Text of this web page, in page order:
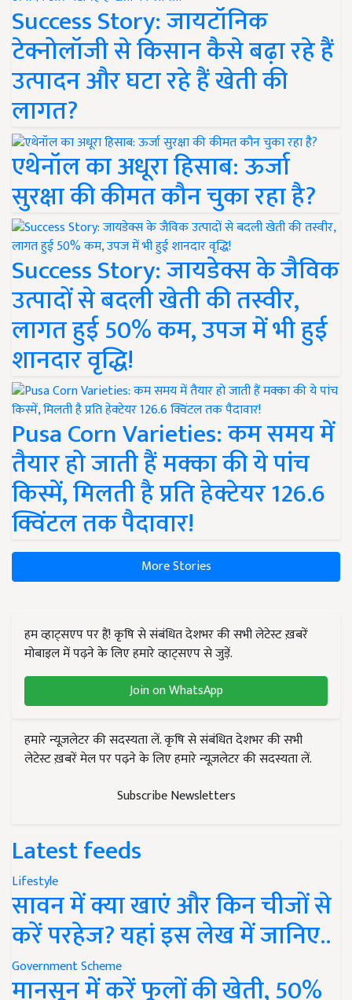
Success Story: जायटॉनिक
टेक्नोलॉजी से किसान कैसे बढ़ा रहे हैं
उत्पादन और घटा रहे हैं खेती की
लागत?
एथेनॉल का अधूरा हिसाब: ऊर्जा
सुरक्षा की कीमत कौन चुका रहा है?
Success Story: जायडेक्स के जैविक
उत्पादों से बदली खेती की तस्वीर,
लागत हुई 50% कम, उपज में भी हुई
शानदार वृद्धि!
Pusa Corn Varieties: कम समय में
तैयार हो जाती हैं मक्का की ये पांच
किस्में, मिलती है प्रति हेक्टेयर 126.6
क्विंटल तक पैदावार!
More Stories
हम व्हाट्सएप पर हैं! कृषि से संबंधित देशभर की सभी लेटेस्ट ख़बरें
मोबाइल में पढ़ने के लिए हमारे व्हाट्सएप से जुड़ें.
Join on WhatsApp
हमारे न्यूज़लेटर की सदस्यता लें. कृषि से संबंधित देशभर की सभी
लेटेस्ट ख़बरें मेल पर पढ़ने के लिए हमारे न्यूज़लेटर की सदस्यता लें.
Subscribe Newsletters
Latest feeds
Lifestyle
सावन में क्या खाएं और किन चीजों से
करें परहेज? यहां इस लेख में जानिए..
Government Scheme
मानसून में करें फूलों की खेती, 50%